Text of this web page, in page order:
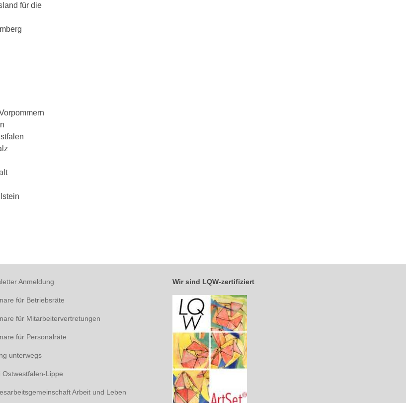
für die
Anmeldung
für Betriebsräte
für Mitarbeitervertretungen
für Personalräte
unterwegs
Ostwestfalen-Lippe
Arbeit und Leben
Wir sind LQW-zertifiziert